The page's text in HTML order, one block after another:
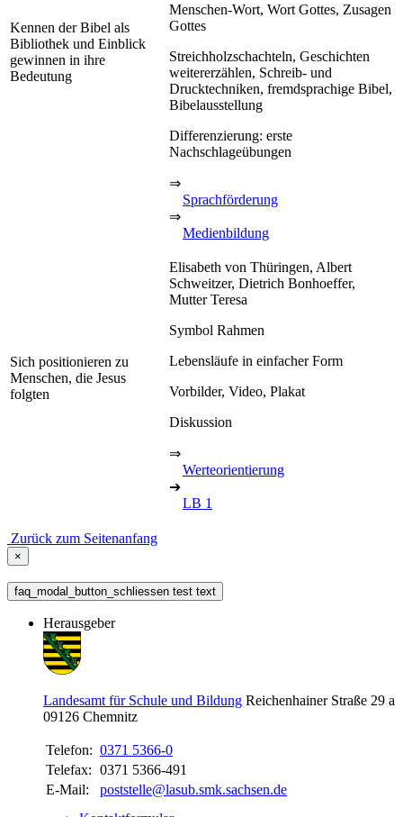
Kennen der Bibel als
Bibliothek und Einblick
gewinnen in ihre
Bedeutung
Menschen-Wort, Wort Gottes, Zusagen
Gottes
Streichholzschachteln, Geschichten
weitererzählen, Schreib- und
Drucktechniken, fremdsprachige Bibel,
Bibelausstellung
Differenzierung: erste
Nachschlageübungen
⇒
Sprachförderung
⇒
Medienbildung
Sich positionieren zu
Menschen, die Jesus
folgten
Elisabeth von Thüringen, Albert
Schweitzer, Dietrich Bonhoeffer,
Mutter Teresa
Symbol Rahmen
Lebensläufe in einfacher Form
Vorbilder, Video, Plakat
Diskussion
⇒
Werteorientierung
➔
LB 1
Zurück zum Seitenanfang
×
faq_modal_button_schliessen test text
Herausgeber
Landesamt für Schule und Bildung Reichenhainer Straße 29 a
09126 Chemnitz
Telefon: 0371 5366-0
Telefax: 0371 5366-491
E-Mail:
poststelle@lasub.smk.sachsen.de